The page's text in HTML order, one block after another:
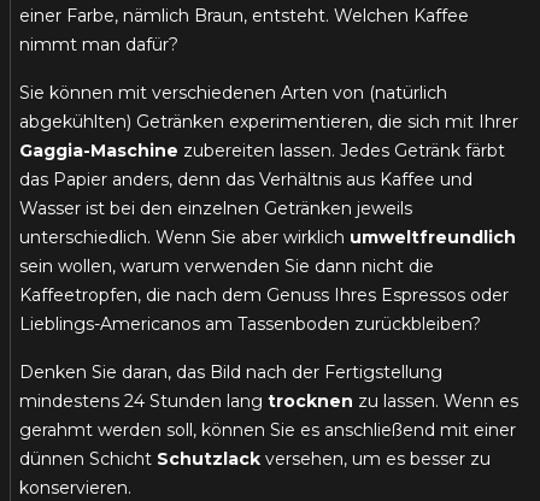
einer Farbe, nämlich Braun, entsteht. Welchen Kaffee
nimmt man dafür?
Sie können mit verschiedenen Arten von (natürlich
abgekühlten) Getränken experimentieren, die sich mit Ihrer
Gaggia-Maschine zubereiten lassen. Jedes Getränk färbt
das Papier anders, denn das Verhältnis aus Kaffee und
Wasser ist bei den einzelnen Getränken jeweils
unterschiedlich. Wenn Sie aber wirklich umweltfreundlich
sein wollen, warum verwenden Sie dann nicht die
Kaffeetropfen, die nach dem Genuss Ihres Espressos oder
Lieblings-Americanos am Tassenboden zurückbleiben?
Denken Sie daran, das Bild nach der Fertigstellung
mindestens 24 Stunden lang trocknen zu lassen. Wenn es
gerahmt werden soll, können Sie es anschließend mit einer
dünnen Schicht Schutzlack versehen, um es besser zu
konservieren.